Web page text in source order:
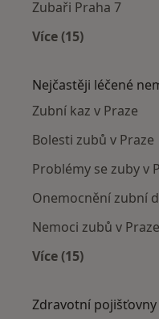
Zubaři Praha 7
Více (15)
Nejčastěji léčené
Zubní kaz v Praze
Bolesti zubů v Praze
Problémy se zuby v
Onemocnění zubní
Nemoci zubů v Praze
Více (15)
Zdravotní pojišťovny